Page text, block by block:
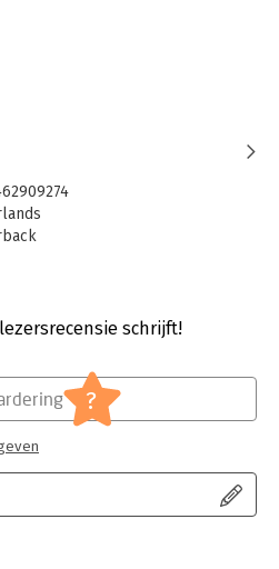
algemeen
schrijft!
?